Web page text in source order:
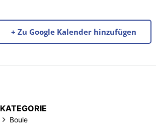
+ Zu Google Kalender hinzufügen
KATEGORIE
Boule